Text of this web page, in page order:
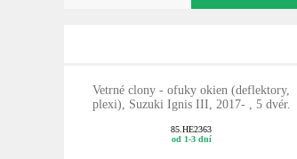
Vetrné clony - ofuky okien (deflektory,
plexi), Suzuki Ignis III, 2017- , 5 dvér.
85.HE2363
od 1-3 dní